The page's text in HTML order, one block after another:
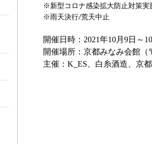
※ 新型コロナ感染拡大防止対策
※ 雨天決行/荒天中止
開催日時： 2021年10月 9日～ 10
開催場所：京都みなみ会館（
主催：K_ES、白糸酒造、京